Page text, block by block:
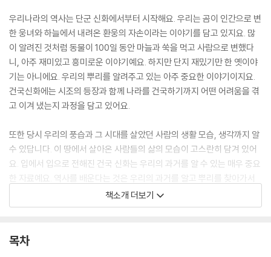
우리나라의 역사는 단군 신화에서부터 시작해요. 우리는 곰이 인간으로 변
한 웅녀와 하늘에서 내려온 환웅의 자손이라는 이야기를 담고 있지요. 많
이 알려진 것처럼 동물이 100일 동안 마늘과 쑥을 먹고 사람으로 변했다
니, 아주 재미있고 흥미로운 이야기예요. 하지만 단지 재밌기만 한 옛이야
기는 아니에요. 우리의 뿌리를 알려주고 있는 아주 중요한 이야기이지요.
건국신화에는 시조의 등장과 함께 나라를 건국하기까지 어떤 어려움을 겪
고 이겨 냈는지 과정을 담고 있어요.
또한 당시 우리의 풍습과 그 시대를 살았던 사람의 생활 모습, 생각까지 알
수 있답니다. 이 땅에서 살아온 사람들의 삶의 모습이 고스란히 담겨 있어
요. 입에서 입으로 전해진 건국 신화는 우리의 과거를 알 수 있는 매우 중요
한 자료예요. 역사를 배운다는 것은 우리의 과거를 알고 뿌리를 찾아가서
우리가 이곳에 있기까지를 밝혀내는 과정이기도 해요. 우리나라와 민족에
대해 알아 가다 보면 그 시간에 있는 우리의 모습, 나의 모습까지 생각할 수
상을 배우는 시간을 갖는다고 말할 수 있어요.
책소개 더보기
목차